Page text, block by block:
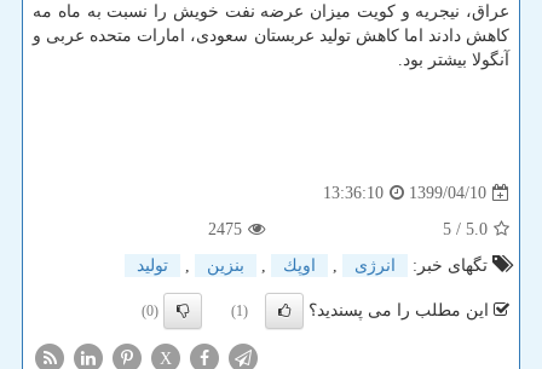
عراق، نیجریه و کویت میزان عرضه نفت خویش را نسبت به ماه مه
کاهش دادند اما کاهش تولید عربستان سعودی، امارات متحده عربی و
آنگولا بیشتر بود.
1399/04/10
13:36:10
5.0
/ 5
2475
تگهای خبر:
انرژی , اوپك , بنزین , تولید
این مطلب را می پسندید؟ (1)
(0)
X